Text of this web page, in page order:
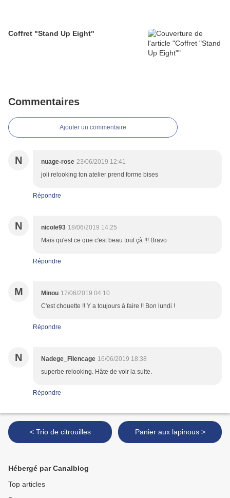
Coffret "Stand Up Eight"
Commentaires
Ajouter un commentaire
N nuage-rose 23/06/2019 12:41
joli relooking ton atelier prend forme bises
Répondre
N nicole93 18/06/2019 14:25
Mais qu'est ce que c'est beau tout çà !!! Bravo
Répondre
M Minou 17/06/2019 04:10
C'est chouette !! Y a toujours à faire !! Bon lundi !
Répondre
N Nadege_Filencage 16/06/2019 18:38
superbe relooking. Hâte de voir la suite.
Répondre
< Trio de citrouilles Panier aux lapinous >
Hébergé par Canalblog
Top articles